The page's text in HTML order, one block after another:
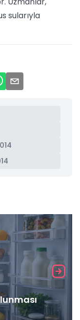
sularıyla